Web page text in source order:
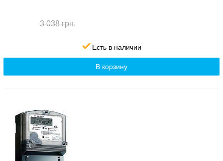
3 038 грн.
Есть в наличии
В корзину